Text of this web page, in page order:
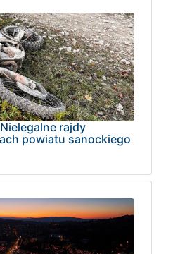
Nielegalne rajdy
powiatu sanockiego